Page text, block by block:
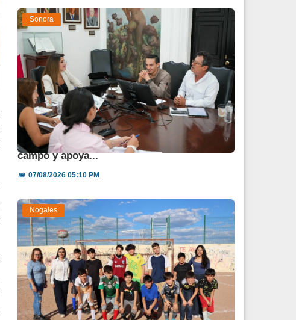
Sonora
Destina Sonora 850 mdp para fortalecer al
campo y apoya...
📅07/08/2026 05:10 PM
Nogales